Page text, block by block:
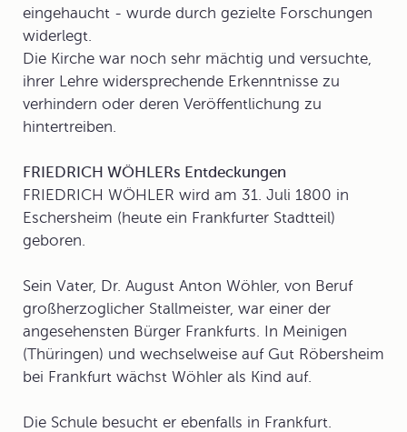
eingehaucht - wurde durch gezielte Forschungen
widerlegt.
Die Kirche war noch sehr mächtig und versuchte,
ihrer Lehre widersprechende Erkenntnisse zu
verhindern oder deren Veröffentlichung zu
hintertreiben.
FRIEDRICH WÖHLERs Entdeckungen
FRIEDRICH WÖHLER wird am 31. Juli 1800 in
Eschersheim (heute ein Frankfurter Stadtteil)
geboren.
Sein Vater, Dr. August Anton Wöhler, von Beruf
großherzoglicher Stallmeister, war einer der
angesehensten Bürger Frankfurts. In Meinigen
(Thüringen) und wechselweise auf Gut Röbersheim
bei Frankfurt wächst Wöhler als Kind auf.
Die Schule besucht er ebenfalls in Frankfurt.